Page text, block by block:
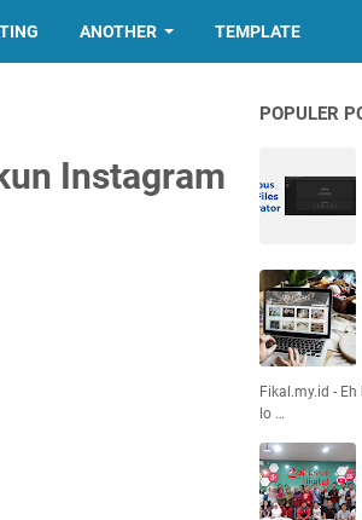
ANOTHER TEMPLATE
Instagram
POPULER
Fikal.my.id -
lo …